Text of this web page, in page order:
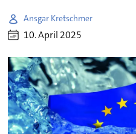
Ansgar Kretschmer
10. April 2025